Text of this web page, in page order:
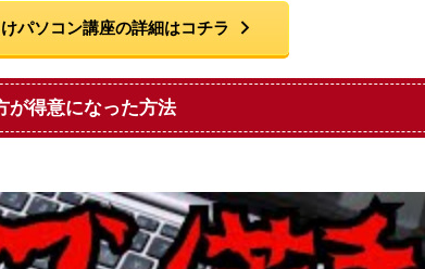
パソコン講座の詳細はコチラ
が得意になった方法